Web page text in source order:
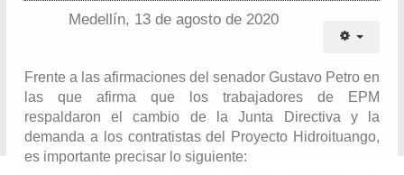
Medellín, 13 de agosto de 2020
Frente a las afirmaciones del senador Gustavo Petro en
las que afirma que los trabajadores de EPM
respaldaron el cambio de la Junta Directiva y la
demanda a los contratistas del Proyecto Hidroituango,
es importante precisar lo siguiente: